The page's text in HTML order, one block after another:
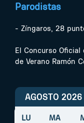
Parodistas
- Zíngaros, 28
El Concurso Oficial
de Verano Ramón
AGOSTO 2026
LU MA